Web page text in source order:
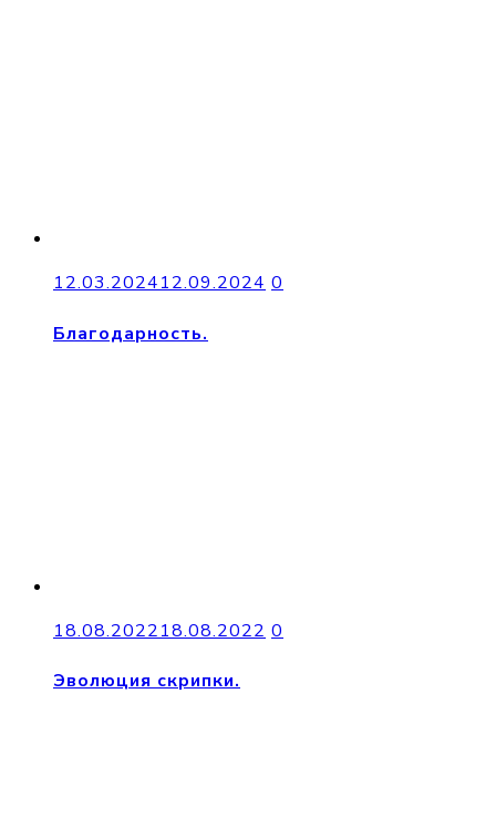
12.03.202412.09.2024 0
Благодарность.
18.08.202218.08.2022 0
Эволюция скрипки.